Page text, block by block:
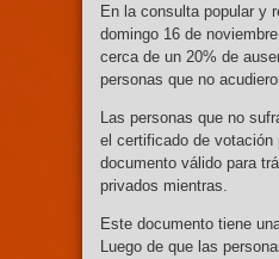
En la consulta popular y
domingo 16 de
cerca de un 20% de
personas que no
Las personas que no
el certificado de votación
documento válido para
privados mientras.
Este documento tiene
Luego de que las